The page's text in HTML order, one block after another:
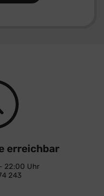
erreichbar
22:00 Uhr
243